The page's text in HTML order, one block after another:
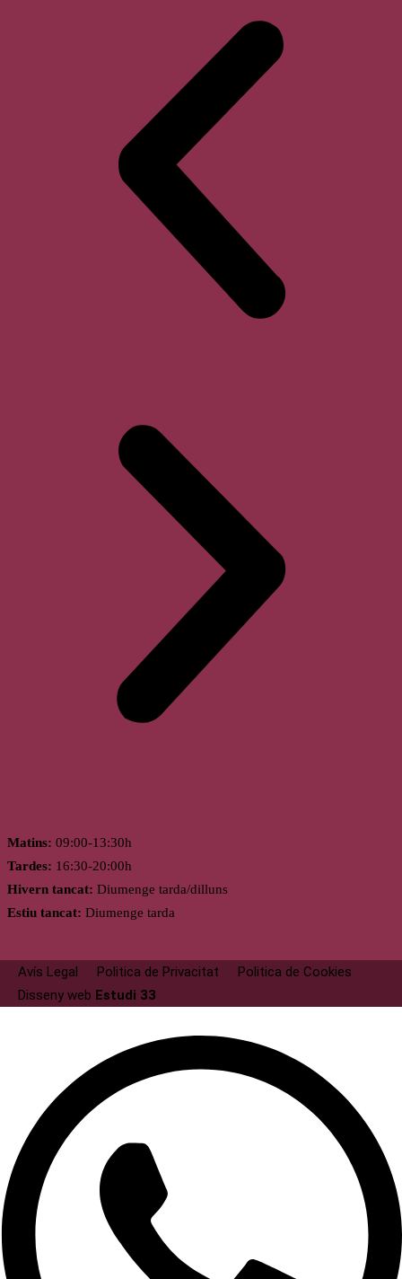
Matins: 09:00-13:30h
Tardes: 16:30-20:00h
Hivern tancat: Diumenge tarda/dilluns
Estiu tancat: Diumenge tarda
Avís Legal Politica de Privacitat
Politica de Cookies
Disseny web Estudi 33